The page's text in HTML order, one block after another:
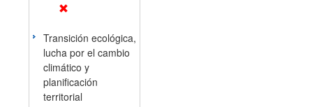
Transición ecológica,
lucha por el cambio
climático y
planificación
territorial